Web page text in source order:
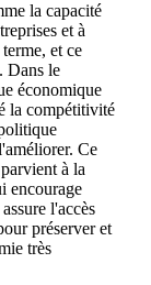
la capacité
et à
et ce
Dans le
économique
la compétitivité
Ce
à la
encourage
l'accès
préserver et
très